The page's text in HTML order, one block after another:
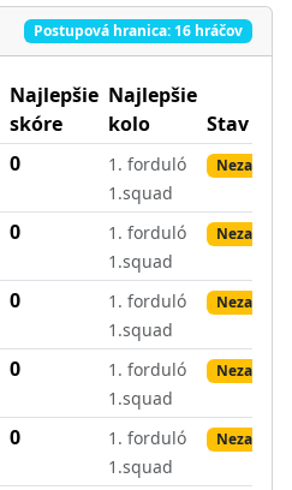
Postupová hranica: 16 hráčov
Najlepšie
skóre
Najlepšie
kolo
Stav
0
1. forduló
1.squad
0
1. forduló
1.squad
0
1. forduló
1.squad
0
1. forduló
1.squad
0
1. forduló
1.squad